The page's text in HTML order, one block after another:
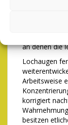
menschliche
an denen die
Lochaugen
Arbeitsweise
korrigiert
besitzen